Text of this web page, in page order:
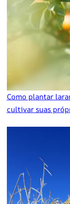
Como plantar
cultivar suas